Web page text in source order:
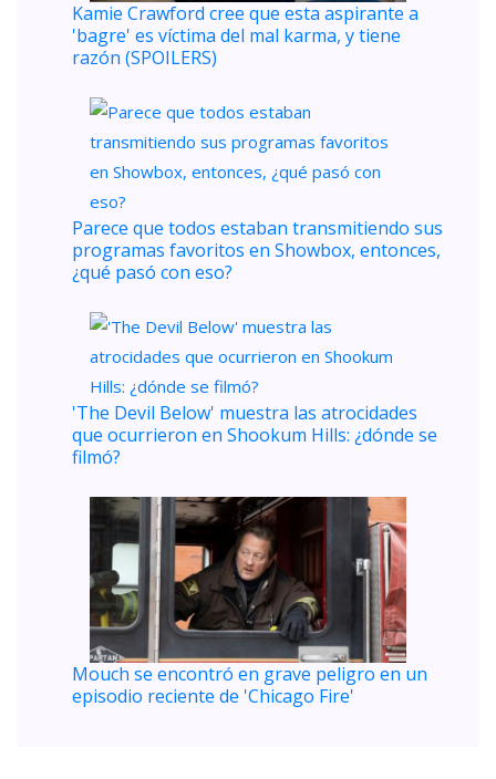
Kamie Crawford cree que esta aspirante a
'bagre' es víctima del mal karma, y ​​tiene
razón (SPOILERS)
Parece que todos estaban transmitiendo sus
programas favoritos en Showbox, entonces,
¿qué pasó con eso?
'The Devil Below' muestra las atrocidades
que ocurrieron en Shookum Hills: ¿dónde se
filmó?
Mouch se encontró en grave peligro en un
episodio reciente de 'Chicago Fire'